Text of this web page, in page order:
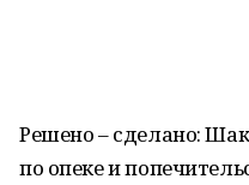
Решено – сделано:
по опеке и